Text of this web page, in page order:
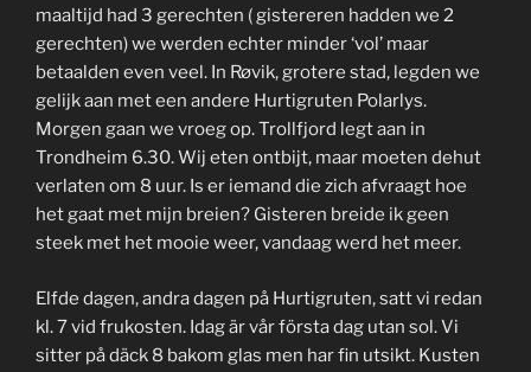
maaltijd had 3 gerechten ( gistereren hadden we 2
gerechten) we werden echter minder ‘vol’ maar
betaalden even veel. In Røvik, grotere stad, legden we
gelijk aan met een andere Hurtigruten Polarlys.
Morgen gaan we vroeg op. Trollfjord legt aan in
Trondheim 6.30. Wij eten ontbijt, maar moeten dehut
verlaten om 8 uur. Is er iemand die zich afvraagt hoe
het gaat met mijn breien? Gisteren breide ik geen
steek met het mooie weer, vandaag werd het meer.
Elfde dagen, andra dagen på Hurtigruten, satt vi redan
kl. 7 vid frukosten. Idag är vår första dag utan sol. Vi
sitter på däck 8 bakom glas men har fin utsikt. Kusten